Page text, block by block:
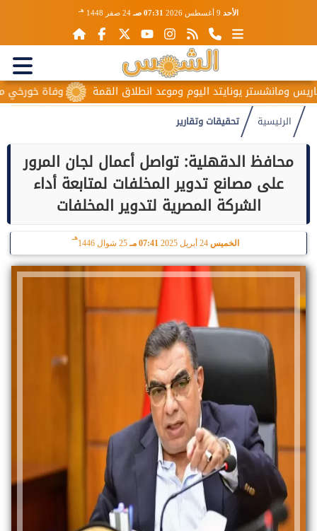
الأحد 07:31 صـ 24 صفر 1448 هـ
وفاة خورخي ميسي والد يونايتد اليوم وموعد انطلاق القمة
الرئيسية تحقيقات وتقارير
محافظ الدقهلية: تواصل أعمال لجان المرور
على مصانع تدوير المخلفات لمتابعة أداء
الشركة المصرية لتدوير المخلفات
الخميس 07:41 مـ 25 شوال 1446
هـ